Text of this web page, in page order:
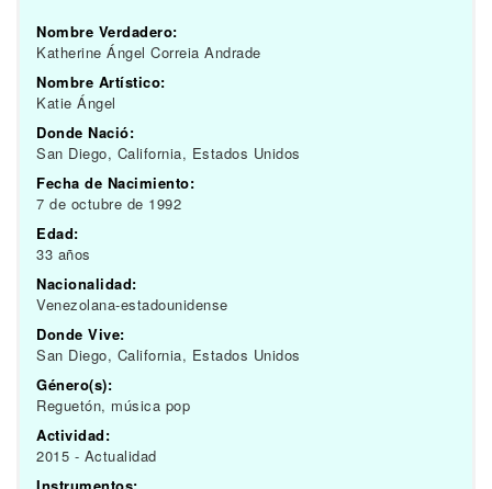
Nombre Verdadero:
Katherine Ángel Correia Andrade
Nombre Artístico:
Katie Ángel
Donde Nació:
San Diego, California, Estados Unidos
Fecha de Nacimiento:
7 de octubre de 1992
Edad:
33 años
Nacionalidad:
Venezolana-estadounidense
Donde Vive:
San Diego, California, Estados Unidos
Género(s):
Reguetón, música pop
Actividad:
2015 - Actualidad